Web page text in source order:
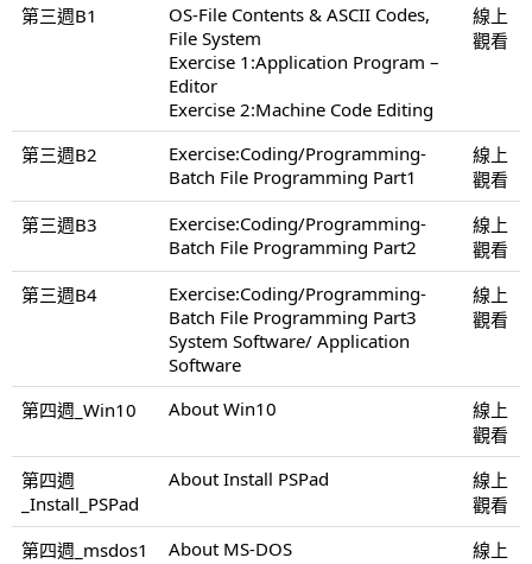
第三週B1
OS-File Contents & ASCII Codes,
File System
Exercise 1:Application Program –
Editor
Exercise 2:Machine Code Editing
線上
觀看
第三週B2
Exercise:Coding/Programming-
Batch File Programming Part1
線上
觀看
第三週B3
Exercise:Coding/Programming-
Batch File Programming Part2
線上
觀看
第三週B4
Exercise:Coding/Programming-
Batch File Programming Part3
System Software/ Application
Software
線上
觀看
第四週_Win10 About Win10
線上
觀看
第四週
_Install_PSPad
About Install PSPad
線上
觀看
第四週_msdos1
About MS-DOS
線上